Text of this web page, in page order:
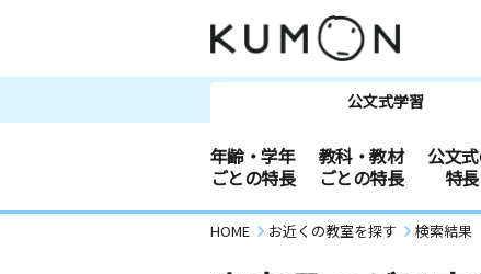
公文式学習
年齢・学年
ごとの特長
教科・教材
ごとの特長
公文
特長
HOME お近くの教室を探す 検索結果